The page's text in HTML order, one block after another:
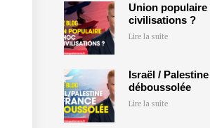
Union populaire
civilisations ?
Lire la suite
Israël /
déboussolée
Lire la suite